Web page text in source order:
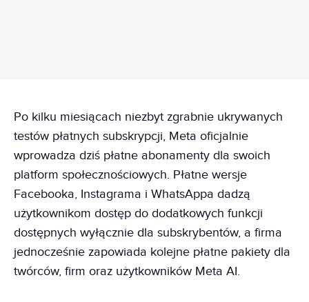
Po kilku miesiącach niezbyt zgrabnie ukrywanych
testów płatnych subskrypcji, Meta oficjalnie
wprowadza dziś płatne abonamenty dla swoich
platform społecznościowych. Płatne wersje
Facebooka, Instagrama i WhatsAppa dadzą
użytkownikom dostęp do dodatkowych funkcji
dostępnych wyłącznie dla subskrybentów, a firma
jednocześnie zapowiada kolejne płatne pakiety dla
twórców, firm oraz użytkowników Meta AI.